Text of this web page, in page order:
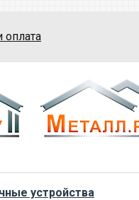
оплата
устройства